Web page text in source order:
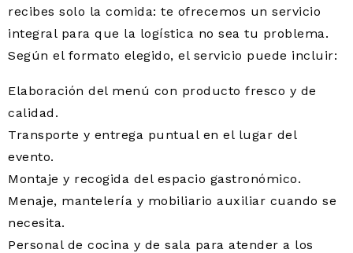
recibes solo la comida: te ofrecemos un servicio
integral para que la logística no sea tu problema.
Según el formato elegido, el servicio puede incluir:
Elaboración del menú con producto fresco y de
calidad.
Transporte y entrega puntual en el lugar del
evento.
Montaje y recogida del espacio gastronómico.
Menaje, mantelería y mobiliario auxiliar cuando se
necesita.
Personal de cocina y de sala para atender a los